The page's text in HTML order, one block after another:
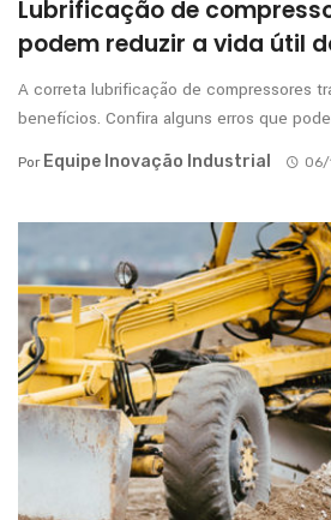
Lubrificação de
podem reduzir a vida útil
A correta lubrificação de compressores
benefícios. Confira alguns erros que
Por Equipe Inovação Industrial